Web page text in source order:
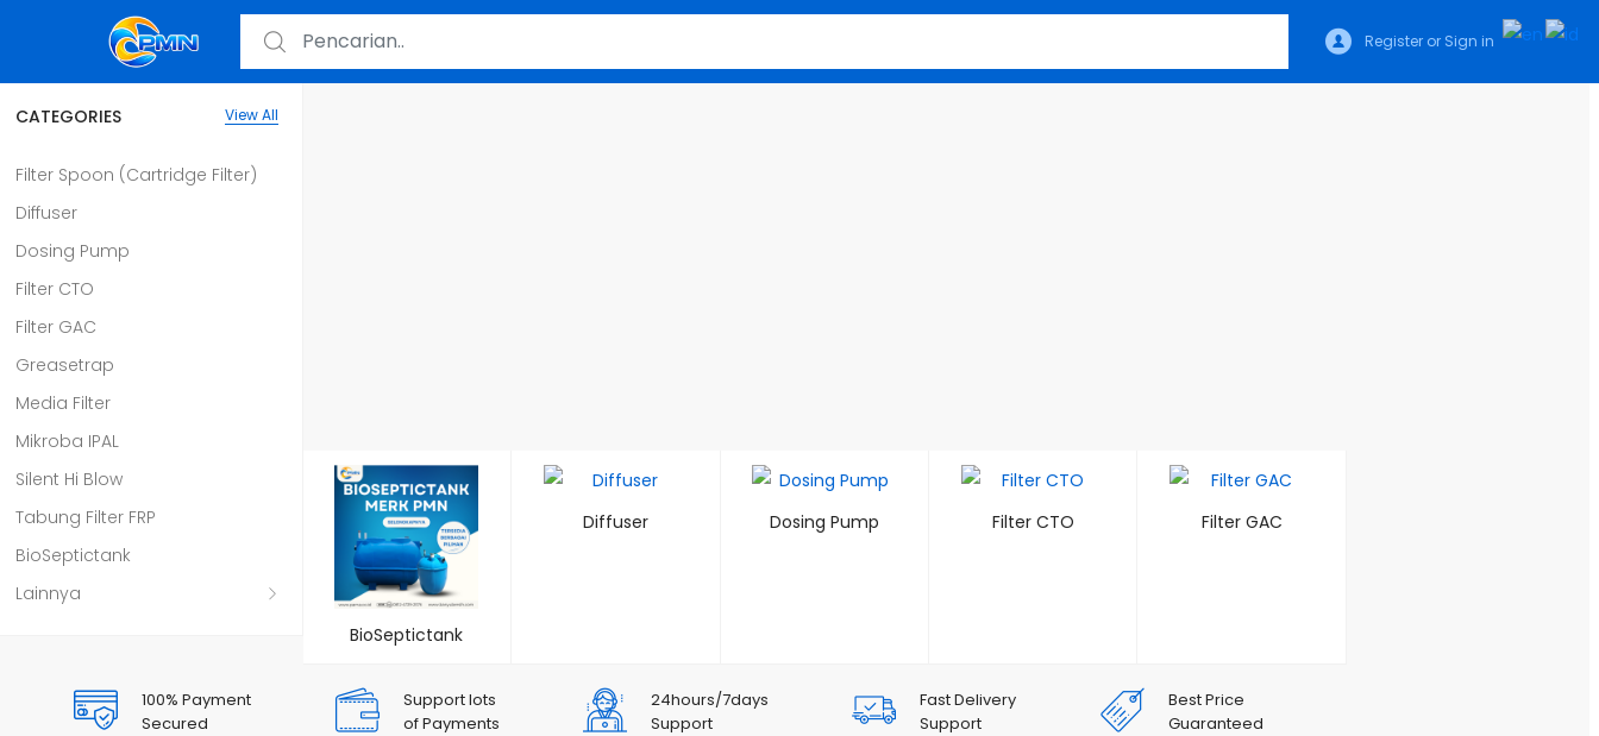
Register or Sign in
CATEGORIES View All
Filter Spoon (Cartridge Filter)
Diffuser
Dosing Pump
Filter CTO
Filter GAC
Greasetrap
Media Filter
Mikroba IPAL
Silent Hi Blow
Tabung Filter FRP
BioSeptictank
Lainnya
BioSeptictank
Diffuser Dosing Pump Filter CTO Filter GAC
100% Payment
Secured
Support lots
of Payments
24hours/7days
Support
Fast Delivery
Support
Best Price
Guaranteed